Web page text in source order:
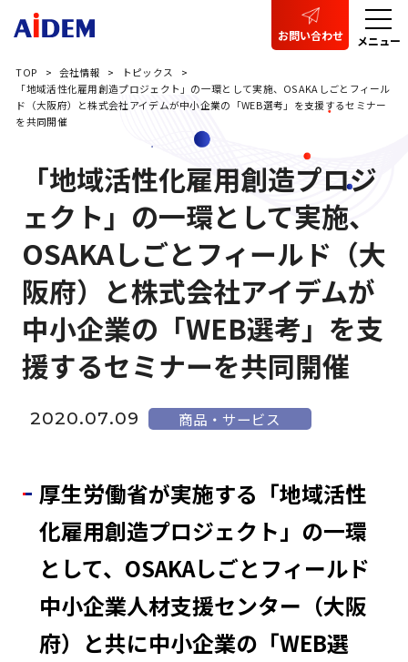
お問い合わせ メニュー
TOP 会社情報
トピックス
「地域活性化雇用創造プロジェクト」の一環として実施、OSAKAしごとフィール
ド（大阪府）と株式会社アイデムが中小企業の「WEB選考」を支援するセミナー
を共同開催
「地域活性化雇用創造プロジ
ェクト」の一環として実施、
OSAKAしごとフィールド（大
阪府）と株式会社アイデムが
中小企業の「WEB選考」を支
援するセミナーを共同開催
2020.07.09 商品・サービス
厚生労働省が実施する「地域活性
化雇用創造プロジェクト」の一環
として、OSAKAしごとフィールド
中小企業人材支援センター（大阪
府）と共に中小企業の「WEB選